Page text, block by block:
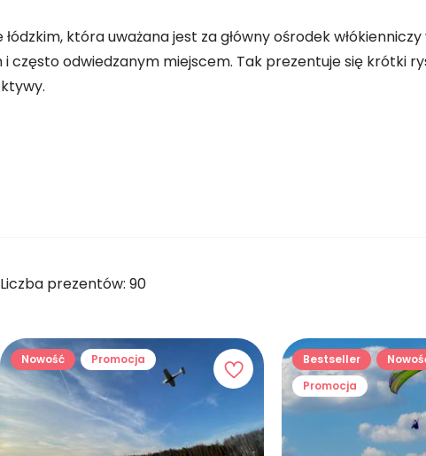
która uważana jest za główny ośrodek włókienniczy
i często odwiedzanym miejscem. Tak prezentuje się krótki
Liczba prezentów: 90
Nowość Promocja Bestseller
Promocja